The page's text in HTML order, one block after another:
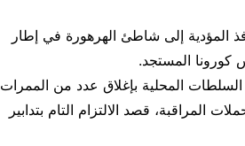
المؤدية إلى شاطئ الهرهورة في إطار
كورونا المستجد.
المحلية بإغلاق عدد من الممرات
قصد الالتزام التام بتدابير